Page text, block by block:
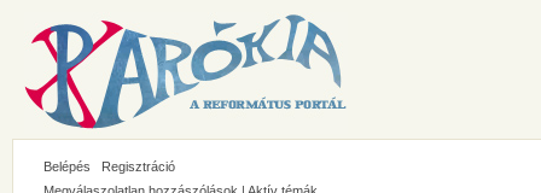
Belépés
Regisztráció